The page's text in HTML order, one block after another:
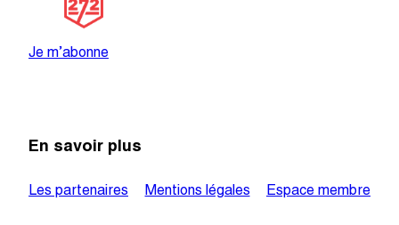
Je m’abonne
En savoir plus
Les partenaires Mentions légales Espace membre